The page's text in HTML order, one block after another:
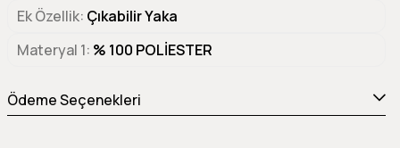
Ek Özellik Çıkabilir Yaka
Materyal 1 % 100 POLİESTER
Ödeme Seçenekleri